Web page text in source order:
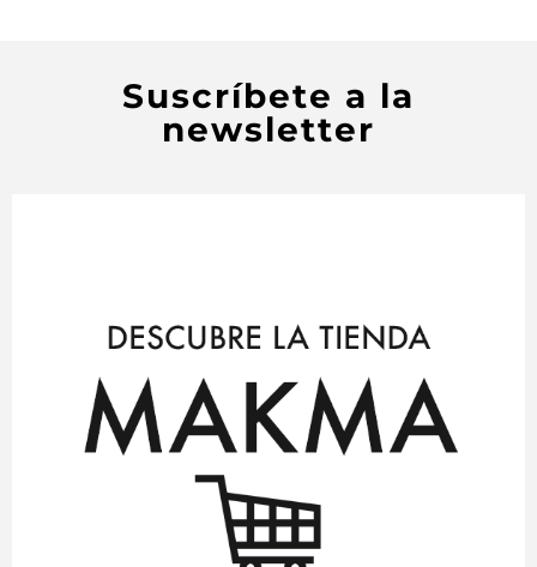
Suscríbete a la
newsletter